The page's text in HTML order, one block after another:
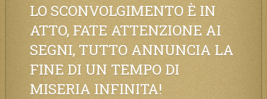
LO SCONVOLGIMENTO È IN
ATTO, FATE ATTENZIONE AI
SEGNI, TUTTO ANNUNCIA LA
FINE DI UN TEMPO DI
MISERIA INFINITA!